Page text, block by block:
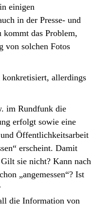
einigen
in der Presse- und
das Problem,
von solchen Fotos
konkretisiert, allerdings
im Rundfunk die
erfolgt sowie eine
Öffentlichkeitsarbeit
erscheint. Damit
sie nicht? Kann nach
„angemessen“? Ist
die Information von